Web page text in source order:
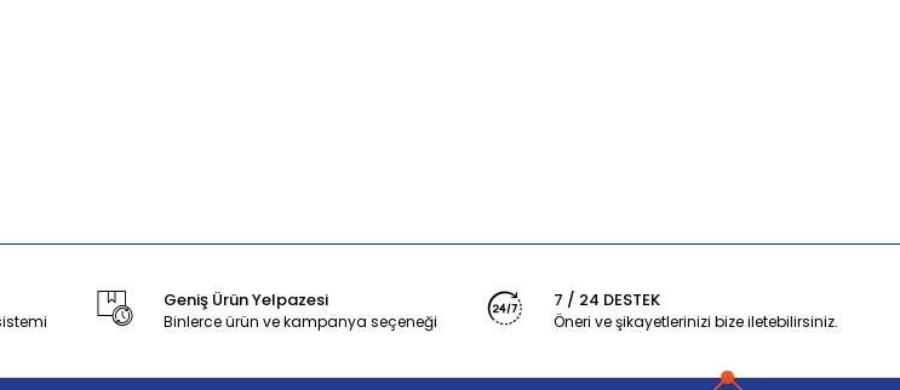
Geniş Ürün Yelpazesi
Binlerce ürün ve kampanya seçeneği
7 / 24 DESTEK
Öneri ve şikayetlerinizi bize iletebilirsiniz.